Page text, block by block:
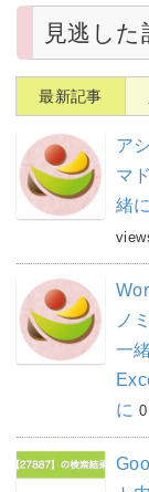
見逃し
最新記事
ア
マ
緒
ノ
一
に